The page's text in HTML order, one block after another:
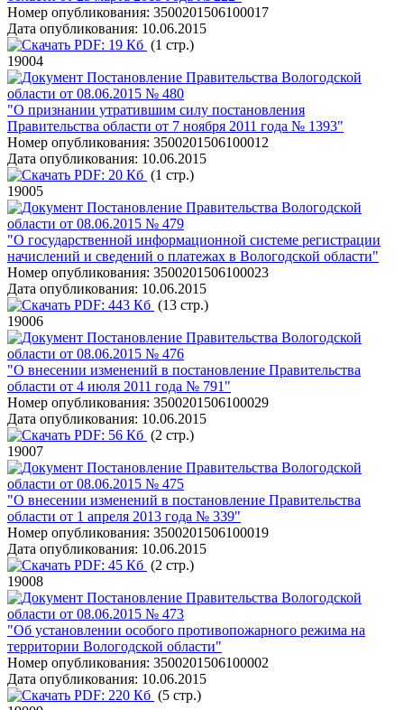
Номер опубликования: 3500201506100017
Дата опубликования: 10.06.2015
PDF: 19 Кб (1 стр.)
19004
Постановление Правительства Вологодской
области от 08.06.2015 № 480
"О признании утратившим силу постановления
Правительства области от 7 ноября 2011 года № 1393"
Номер опубликования: 3500201506100012
Дата опубликования: 10.06.2015
PDF: 20 Кб (1 стр.)
19005
Постановление Правительства Вологодской
области от 08.06.2015 № 479
"О государственной информационной системе регистрации
начислений и сведений о платежах в Вологодской области"
Номер опубликования: 3500201506100023
Дата опубликования: 10.06.2015
PDF: 443 Кб (13 стр.)
19006
Постановление Правительства Вологодской
области от 08.06.2015 № 476
"О внесении изменений в постановление Правительства
области от 4 июля 2011 года № 791"
Номер опубликования: 3500201506100029
Дата опубликования: 10.06.2015
PDF: 56 Кб (2 стр.)
19007
Постановление Правительства Вологодской
области от 08.06.2015 № 475
"О внесении изменений в постановление Правительства
области от 1 апреля 2013 года № 339"
Номер опубликования: 3500201506100019
Дата опубликования: 10.06.2015
PDF: 45 Кб (2 стр.)
19008
Постановление Правительства Вологодской
области от 08.06.2015 № 473
"Об установлении особого противопожарного режима на
территории Вологодской области"
Номер опубликования: 3500201506100002
Дата опубликования: 10.06.2015
PDF: 220 Кб (5 стр.)